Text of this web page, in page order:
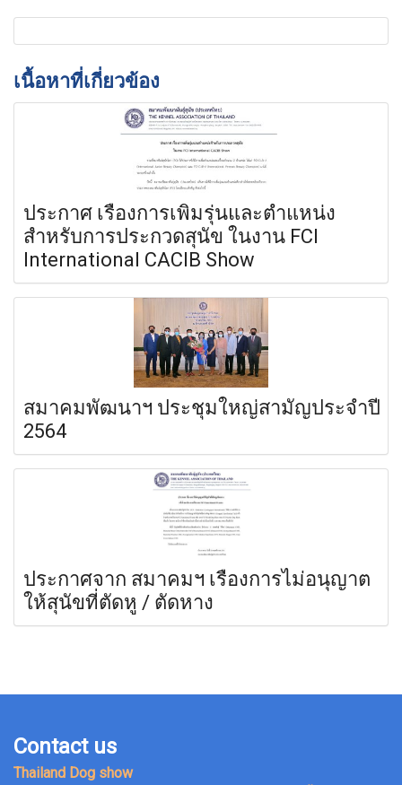
เนื้อหาที่เกี่ยวข้อง
ประกาศ เรื่องการเพิ่มรุ่นและตำแหน่ง
สำหรับการประกวดสุนัข ในงาน FCI
International CACIB Show
สมาคมพัฒนาฯ ประชุมใหญ่สามัญประจำปี
2564
ประกาศจาก สมาคมฯ เรื่องการไม่อนุญาต
ให้สุนัขที่ตัดหู / ตัดหาง
Contact us
Thailand Dog show